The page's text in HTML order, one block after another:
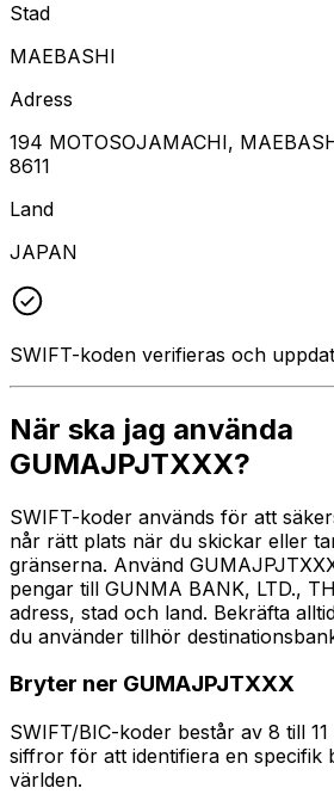
Stad
MAEBASHI
Adress
194 MOTOSOJAMACHI,
8611
Land
JAPAN
SWIFT-koden verifieras och
När ska jag använda
GUMAJPJTXXX?
SWIFT-koder används för att
når rätt plats när du skickar eller
gränserna. Använd
pengar till GUNMA BANK, LTD.,
adress, stad och land. Bekräfta
du använder tillhör
Bryter ner GUMAJPJTXXX
SWIFT/BIC-koder består av 8 till
siffror för att identifiera en specifik
världen.